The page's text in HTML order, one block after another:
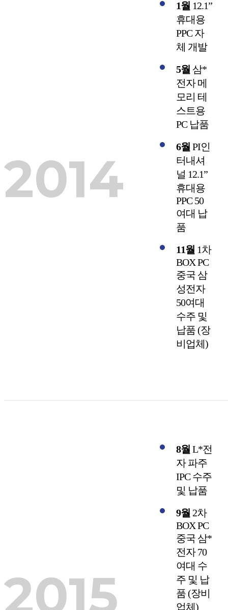
2014
1월 12.1”
휴대용
PPC 자
체 개발
5월 삼*
전자 메
모리 테
스트용
PC 납품
6월 PI인
터내셔
널 12.1”
휴대용
PPC 50
여대 납
품
11월 1차
BOX PC
중국 삼
성전자
50여대
수주 및
납품 (장
비업체)
2015
8월 L*전
자 파주
IPC 수주
및 납품
9월 2차
BOX PC
중국 삼*
전자 70
여대 수
주 및 납
품 (장비
업체)